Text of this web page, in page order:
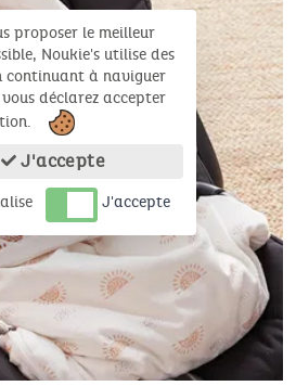
proposer le meilleur
Noukie's utilise des
continuant à naviguer
déclarez accepter
J'accepte
J'accepte